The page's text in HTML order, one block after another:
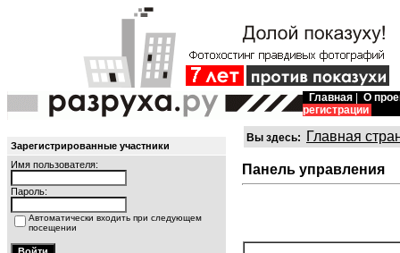
Главная
О
регистрации
Зарегистрированные участники
Имя пользователя:
Пароль:
Автоматически входить при следующем
посещении
Вы здесь: Главная
Панель управления